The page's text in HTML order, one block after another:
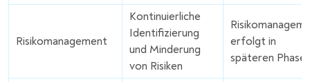
Risikomanagement
Kontinuierliche
Identifizierung
und Minderung
von Risiken
erfolgt in
späteren